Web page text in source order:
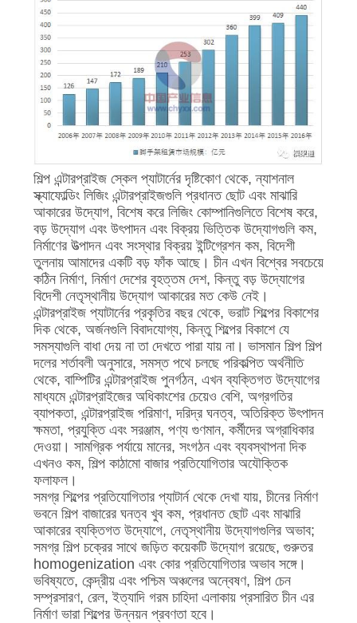
শিল্প এন্টারপ্রাইজ স্কেল প্যাটার্নের দৃষ্টিকোণ থেকে, ন্যাশনাল
স্ক্যাফোল্ডিং লিজিং এন্টারপ্রাইজগুলি প্রধানত ছোট এবং মাঝারি
আকারের উদ্যোগ, বিশেষ করে লিজিং কোম্পানিগুলিতে বিশেষ করে,
বড় উদ্যোগ এবং উৎপাদন এবং বিক্রয় ভিত্তিক উদ্যোগগুলি কম,
নির্মাণের উত্পাদন এবং সংস্থার বিক্রয় ইন্টিগ্রেশন কম, বিদেশী
তুলনায় আমাদের একটি বড় ফাঁক আছে। চীন এখন বিশ্বের সবচেয়ে
কঠিন নির্মাণ, নির্মাণ দেশের বৃহত্তম দেশ, কিন্তু বড় উদ্যোগের
বিদেশী নেতৃস্থানীয় উদ্যোগ আকারের মত কেউ নেই।
এন্টারপ্রাইজ প্যাটার্নের প্রকৃতির বছর থেকে, ভরাট শিল্পের বিকাশের
দিক থেকে, অর্জনগুলি বিবাদযোগ্য, কিন্তু শিল্পের বিকাশে যে
সমস্যাগুলি বাধা দেয় না তা দেখতে পারা যায় না। ভাসমান শিল্প শিল্প
দলের শর্তাবলী অনুসারে, সমস্ত পথে চলছে পরিকল্পিত অর্থনীতি
থেকে, বাম্পিটির এন্টারপ্রাইজ পুনর্গঠন, এখন ব্যক্তিগত উদ্যোগের
মাধ্যমে এন্টারপ্রাইজের অধিকাংশের চেয়েও বেশি, অগ্রগতির
ব্যাপকতা, এন্টারপ্রাইজ পরিমাণ, দরিদ্র ঘনত্ব, অতিরিক্ত উৎপাদন
ক্ষমতা, প্রযুক্তি এবং সরঞ্জাম, পণ্য গুণমান, কর্মীদের অগ্রাধিকার
দেওয়া। সামগ্রিক পর্যায়ে মানের, সংগঠন এবং ব্যবস্থাপনা দিক
এখনও কম, শিল্প কাঠামো বাজার প্রতিযোগিতার অযৌক্তিক
ফলাফল।
সমগ্র শিল্পের প্রতিযোগিতার প্যাটার্ন থেকে দেখা যায়, চীনের নির্মাণ
ভবনে শিল্প বাজারের ঘনত্ব খুব কম, প্রধানত ছোট এবং মাঝারি
আকারের ব্যক্তিগত উদ্যোগে, নেতৃস্থানীয় উদ্যোগগুলির অভাব;
সমগ্র শিল্প চক্রের সাথে জড়িত কয়েকটি উদ্যোগ রয়েছে, গুরুতর
homogenization এবং কোর প্রতিযোগিতার অভাব সঙ্গে।
ভবিষ্যতে, কেন্দ্রীয় এবং পশ্চিম অঞ্চলের অন্বেষণ, শিল্প চেন
সম্প্রসারণ, রেল, ইত্যাদি গরম চাহিদা এলাকায় প্রসারিত চীন এর
নির্মাণ ভারা শিল্পের উন্নয়ন প্রবণতা হবে।